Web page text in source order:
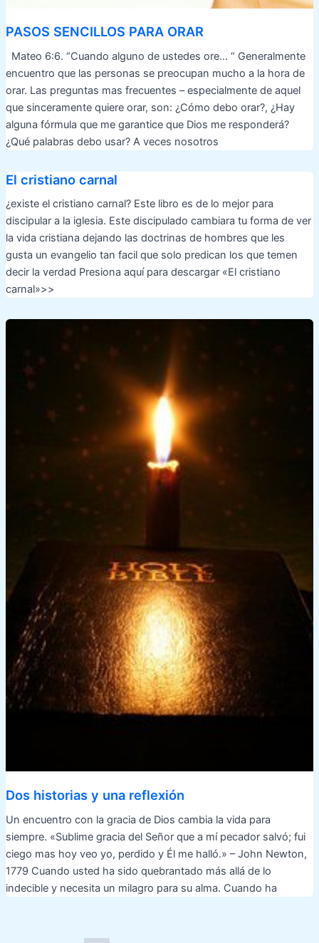
PASOS SENCILLOS PARA ORAR
Mateo 6:6. “Cuando alguno de ustedes ore… “ Generalmente
encuentro que las personas se preocupan mucho a la hora de
orar. Las preguntas mas frecuentes – especialmente de aquel
que sinceramente quiere orar, son: ¿Cómo debo orar?, ¿Hay
alguna fórmula que me garantice que Dios me responderá?
¿Qué palabras debo usar? A veces nosotros
El cristiano carnal
¿existe el cristiano carnal? Este libro es de lo mejor para
discipular a la iglesia. Este discipulado cambiara tu forma de ver
la vida cristiana dejando las doctrinas de hombres que les
gusta un evangelio tan facil que solo predican los que temen
decir la verdad Presiona aquí para descargar «El cristiano
carnal»>>
Dos historias y una reflexión
Un encuentro con la gracia de Dios cambia la vida para
siempre. «Sublime gracia del Señor que a mí pecador salvó; fui
ciego mas hoy veo yo, perdido y Él me halló.» – John Newton,
1779 Cuando usted ha sido quebrantado más allá de lo
indecible y necesita un milagro para su alma. Cuando ha